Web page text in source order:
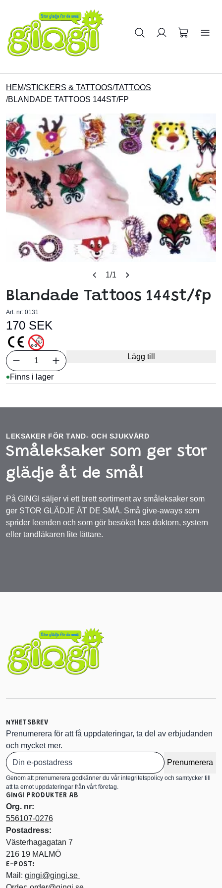
Sök på produkter
HEM/STICKERS & TATTOOS/TATTOOS
/BLANDADE TATTOOS 144ST/FP
1/1
Blandade Tattoos 144st/fp
Art. nr: 0131
170 SEK
Välj antal
1 Lägg till
Finns i lager
LEKSAKER FÖR TAND- OCH SJUKVÅRD
Småleksaker som ger stor
glädje åt de små!
På GINGI säljer vi ett brett sortiment av småleksaker som
ger STOR GLÄDJE ÅT DE SMÅ. Små give-aways som
sprider leenden och som gör besöket hos doktorn, systern
eller tandläkaren lite lättare.
NYHETSBREV
Prenumerera för att få uppdateringar, ta del av erbjudanden
och mycket mer.
Prenumerera
Genom att prenumerera godkänner du vår integritetspolicy och samtycker till
att ta emot uppdateringar från vårt företag.
GINGI PRODUKTER AB
Org. nr:
556107-0276
Postadress:
Västerhagagatan 7
216 19 MALMÖ
E-POST:
Mail: gingi@gingi.se